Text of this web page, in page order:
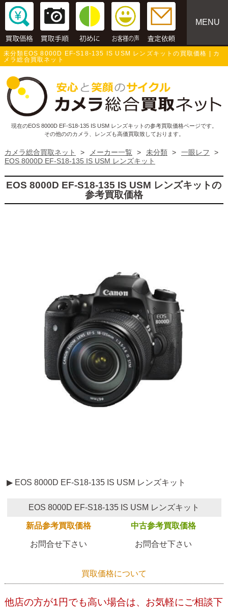
MENU
未分類EOS 8000D EF-S18-135 IS USM レンズキットの買取価格 | カ
メラ総合買取ネット
現在のEOS 8000D EF-S18-135 IS USM レンズキットの参考買取価格ページです。
その他ののカメラ、レンズも高価買取致しております。
カメラ総合買取ネット > メーカー一覧 > 未分類 > 一眼レフ
>
EOS 8000D EF-S18-135 IS USM レンズキット
EOS 8000D EF-S18-135 IS USM レンズキットの
参考買取価格
▶ EOS 8000D EF-S18-135 IS USM レンズキット
EOS 8000D EF-S18-135 IS USM レンズキット
新品参考買取価格 中古参考買取価格
お問合せ下さい お問合せ下さい
買取価格について
他店の方が1円でも高い場合は、お気軽にご相談下